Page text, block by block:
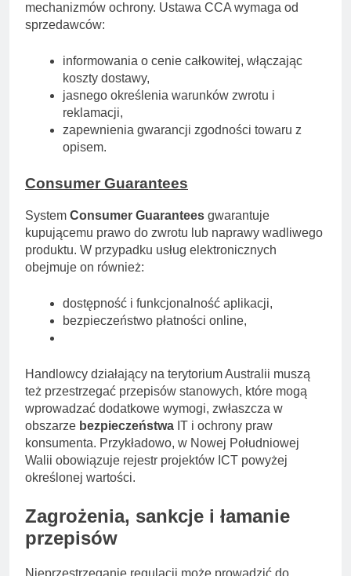
mechanizmów ochrony. Ustawa CCA wymaga od
sprzedawców:
informowania o cenie całkowitej, włączając
koszty dostawy,
jasnego określenia warunków zwrotu i
reklamacji,
zapewnienia gwarancji zgodności towaru z
opisem.
Consumer Guarantees
System Consumer Guarantees gwarantuje
kupującemu prawo do zwrotu lub naprawy wadliwego
produktu. W przypadku usług elektronicznych
obejmuje on również:
dostępność i funkcjonalność aplikacji,
bezpieczeństwo płatności online,
Handlowcy działający na terytorium Australii muszą
też przestrzegać przepisów stanowych, które mogą
wprowadzać dodatkowe wymogi, zwłaszcza w
obszarze bezpieczeństwa IT i ochrony praw
konsumenta. Przykładowo, w Nowej Południowej
Walii obowiązuje rejestr projektów ICT powyżej
określonej wartości.
Zagrożenia, sankcje i łamanie
przepisów
Nieprzestrzeganie regulacji może prowadzić do